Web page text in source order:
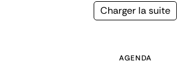
courante
Page
Charger la suite
AGENDA